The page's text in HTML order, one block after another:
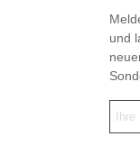
und